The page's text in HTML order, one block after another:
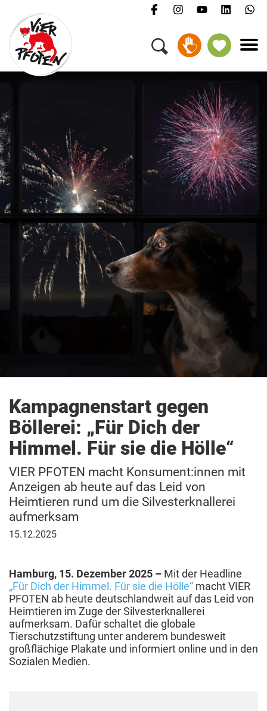
Kampagnenstart gegen
Böllerei: „Für Dich der
Himmel. Für sie die Hölle“
VIER PFOTEN macht Konsument:innen mit
Anzeigen ab heute auf das Leid von
Heimtieren rund um die Silvesterknallerei
aufmerksam
15.
15.12.2025
Hamburg, 15. Dezember 2025 – Mit der Headline
„Für Dich der Himmel. Für sie die Hölle“ macht VIER
PFOTEN ab heute deutschlandweit auf das Leid von
Heimtieren im Zuge der Silvesterknallerei
aufmerksam. Dafür schaltet die globale
Tierschutzstiftung unter anderem bundesweit
großflächige Plakate und informiert online und in den
Sozialen Medien.